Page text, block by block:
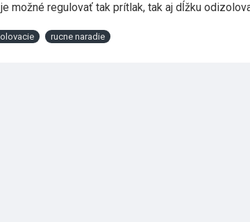
regulovať tak prítlak, tak aj dĺžku
rucne naradie